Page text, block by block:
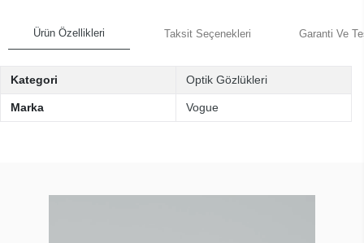
Ürün Özellikleri Taksit Seçenekleri Garanti Ve
Kategori Optik Gözlükleri
Marka Vogue